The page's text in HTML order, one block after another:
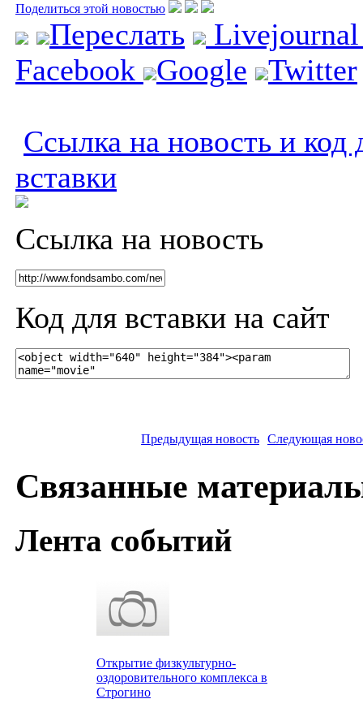
Поделиться этой новостью
Переслать
Facebook
Google Twitter
Ссылка на новость и код
вставки
Ссылка на новость
Код для вставки на сайт
Предыдущая новость Следующая
Связанные
Лента событий
Открытие физкультурно-
оздоровительного комплекса в
Строгино